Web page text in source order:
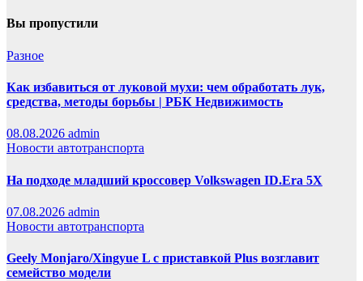
Вы пропустили
Разное
Как избавиться от луковой мухи: чем обработать лук,
средства, методы борьбы | РБК Недвижимость
08.08.2026 admin
Новости автотранспорта
На подходе младший кроссовер Volkswagen ID.Era 5X
07.08.2026 admin
Новости автотранспорта
Geely Monjaro/Xingyue L с приставкой Plus возглавит
семейство модели